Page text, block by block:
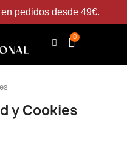
en pedidos desde 49€.
y Cookies